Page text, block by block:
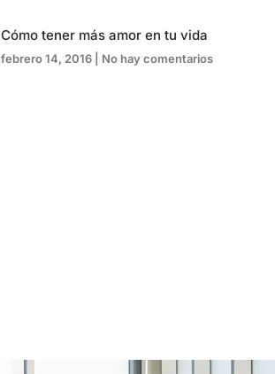
Cómo tener más amor en tu vida
febrero 14, 2016 No hay comentarios